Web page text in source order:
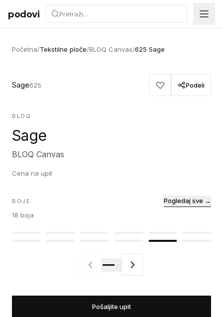
Preskoči na sadržaj
podovi
Početna/Tekstilne ploče/BLOQ Canvas/625 Sage
Sage625 Podeli
BLOQ
Sage
BLOQ Canvas
Cena na upit
BOJE
18 boja
Pogledaj sve →
Pošaljite upit